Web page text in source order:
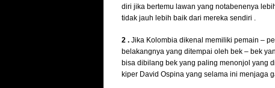
diri jika bertemu lawan yang notabenenya
tidak jauh lebih baik dari mereka sendiri .
2 . Jika Kolombia dikenal memiliki pemain –
belakangnya yang ditempai oleh bek – bek
bisa dibilang bek yang paling menonjol yang
kiper David Ospina yang selama ini menjaga